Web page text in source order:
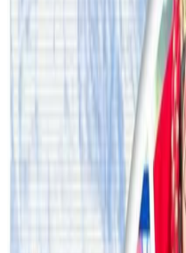
अष्ट्रेलियामा
भेटिएपछि शिक्षा
२०२६ जुलाई २४
अन्तर्राष्ट्रिय
नयाँ रणनीति